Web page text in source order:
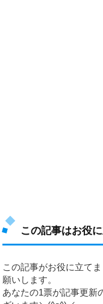
この記事はお役
この記事がお役に立て
願いします。
あなたの1票が記事更新